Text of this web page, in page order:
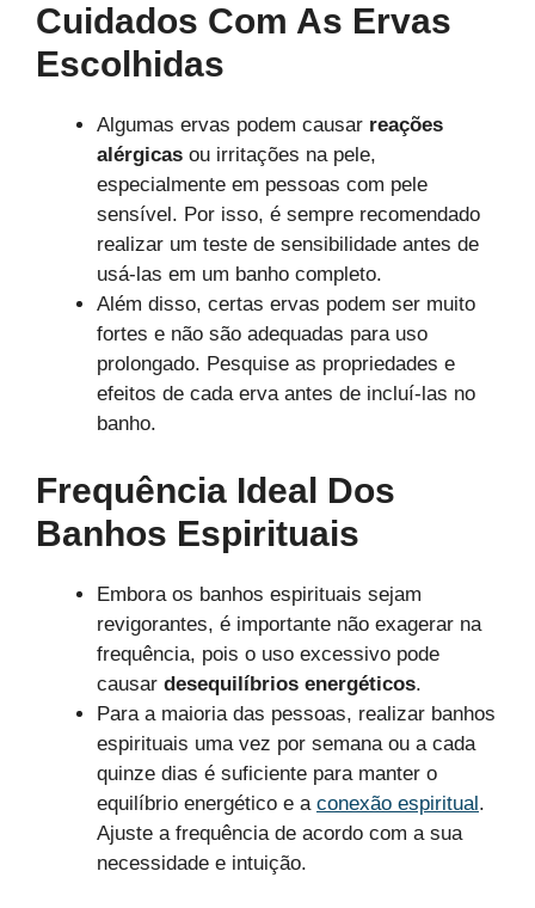
Cuidados Com As Ervas
Escolhidas
Algumas ervas podem causar reações
alérgicas ou irritações na pele,
especialmente em pessoas com pele
sensível. Por isso, é sempre recomendado
realizar um teste de sensibilidade antes de
usá-las em um banho completo.
Além disso, certas ervas podem ser muito
fortes e não são adequadas para uso
prolongado. Pesquise as propriedades e
efeitos de cada erva antes de incluí-las no
banho.
Frequência Ideal Dos
Banhos Espirituais
Embora os banhos espirituais sejam
revigorantes, é importante não exagerar na
frequência, pois o uso excessivo pode
causar desequilíbrios energéticos.
Para a maioria das pessoas, realizar banhos
espirituais uma vez por semana ou a cada
quinze dias é suficiente para manter o
equilíbrio energético e a conexão espiritual.
Ajuste a frequência de acordo com a sua
necessidade e intuição.